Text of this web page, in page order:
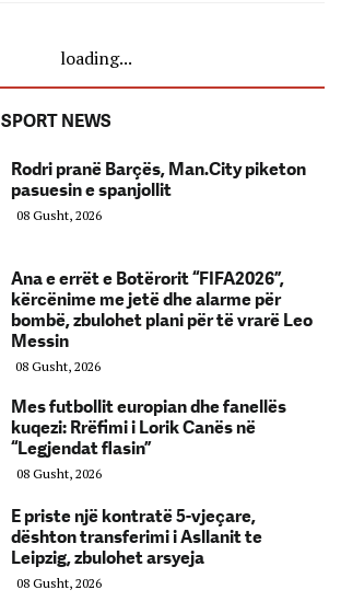
loading...
NEWS
Rodri pranë Barçës, Man.City piketon
pasuesin e spanjollit
08 Gusht, 2026
Ana e errët e Botërorit “FIFA2026”,
kërcënime me jetë dhe alarme për
bombë, zbulohet plani për të vrarë Leo
Messin
08 Gusht, 2026
Mes futbollit europian dhe fanellës
kuqezi: Rrëfimi i Lorik Canës në
“Legjendat flasin”
08 Gusht, 2026
E priste një kontratë 5-vjeçare,
dështon transferimi i Asllanit te
Leipzig, zbulohet arsyeja
08 Gusht, 2026